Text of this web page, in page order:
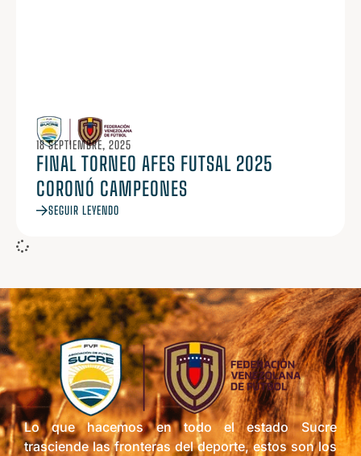
18 SEPTIEMBRE, 2025
FINAL TORNEO AFES FUTSAL 2025
CORONÓ CAMPEONES
SEGUIR LEYENDO
Lo que hacemos en todo el estado Sucre
trasciende las fronteras del deporte, estos son los